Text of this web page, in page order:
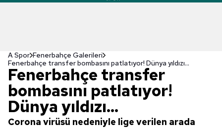
A Spor Fenerbahçe Galerileri
Fenerbahçe transfer bombasını patlatıyor! Dünya yıldızı...
Fenerbahçe transfer
bombasını patlatıyor!
Dünya yıldızı...
Corona virüsü nedeniyle lige verilen arada